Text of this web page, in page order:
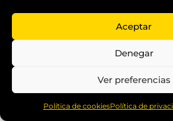
Aceptar
Denegar
Ver preferencias
Política de cookiesPolítica de
Home Shop
Copyright ©
FitSport
Solutions